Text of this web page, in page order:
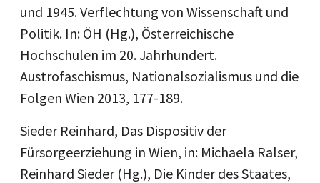
und 1945. Verflechtung von Wissenschaft und
Politik. In: ÖH (Hg.), Österreichische
Hochschulen im 20. Jahrhundert.
Austrofaschismus, Nationalsozialismus und die
Folgen Wien 2013, 177-189.
Sieder Reinhard, Das Dispositiv der
Fürsorgeerziehung in Wien, in: Michaela Ralser,
Reinhard Sieder (Hg.), Die Kinder des Staates,